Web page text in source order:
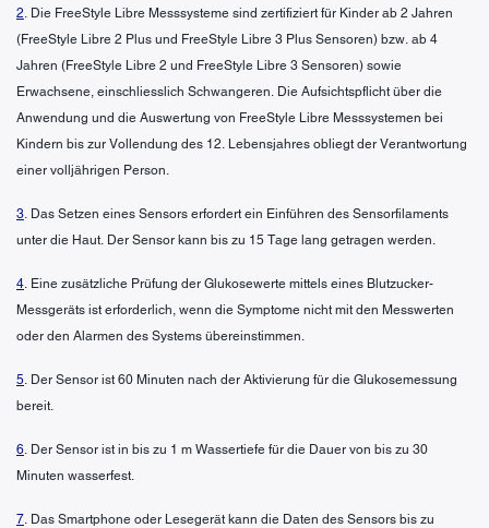
2. Die FreeStyle Libre Messsysteme sind zertifiziert für Kinder ab 2 Jahren
(FreeStyle Libre 2 Plus und FreeStyle Libre 3 Plus Sensoren) bzw. ab 4
Jahren (FreeStyle Libre 2 und FreeStyle Libre 3 Sensoren) sowie
Erwachsene, einschliesslich Schwangeren. Die Aufsichtspflicht über die
Anwendung und die Auswertung von FreeStyle Libre Messsystemen bei
Kindern bis zur Vollendung des 12. Lebensjahres obliegt der Verantwortung
einer volljährigen Person.
3. Das Setzen eines Sensors erfordert ein Einführen des Sensorfilaments
unter die Haut. Der Sensor kann bis zu 15 Tage lang getragen werden.
4. Eine zusätzliche Prüfung der Glukosewerte mittels eines Blutzucker-
Messgeräts ist erforderlich, wenn die Symptome nicht mit den Messwerten
oder den Alarmen des Systems übereinstimmen.
5. Der Sensor ist 60 Minuten nach der Aktivierung für die Glukosemessung
bereit.
6. Der Sensor ist in bis zu 1 m Wassertiefe für die Dauer von bis zu 30
Minuten wasserfest.
7. Das Smartphone oder Lesegerät kann die Daten des Sensors bis zu